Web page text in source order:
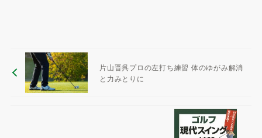
片山晋呉プロの左打ち練習 体のゆがみ解消
と力みとりに